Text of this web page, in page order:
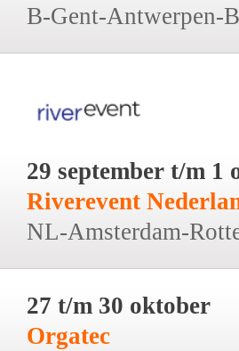
B-Gent-Antwerpen-
29 september t/m 1
Riverevent
NL-Amsterdam-
27 t/m 30 oktober
Orgatec